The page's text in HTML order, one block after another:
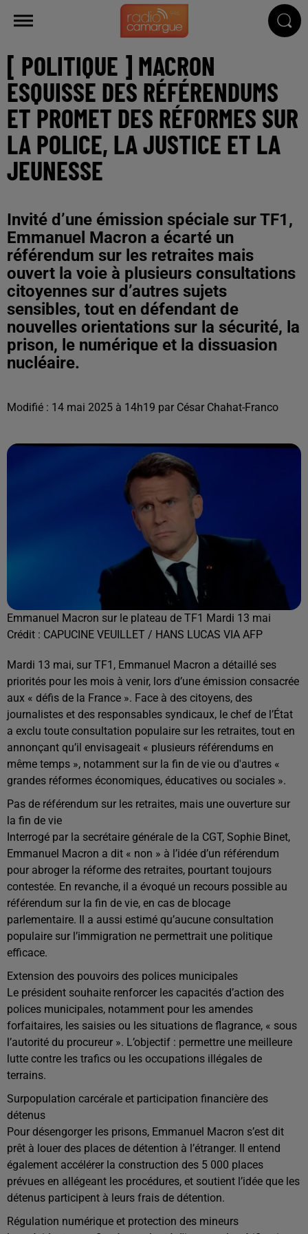
[ POLITIQUE ] MACRON
ESQUISSE DES RÉFÉRENDUMS
ET PROMET DES RÉFORMES SUR
LA POLICE, LA JUSTICE ET LA
JEUNESSE
Invité d’une émission spéciale sur TF1,
Emmanuel Macron a écarté un
référendum sur les retraites mais
ouvert la voie à plusieurs consultations
citoyennes sur d’autres sujets
sensibles, tout en défendant de
nouvelles orientations sur la sécurité, la
prison, le numérique et la dissuasion
nucléaire.
Modifié : 14 mai 2025 à 14h19 par César Chahat-Franco
Emmanuel Macron sur le plateau de TF1 Mardi 13 mai
Crédit : CAPUCINE VEUILLET / HANS LUCAS VIA AFP
Mardi 13 mai, sur TF1, Emmanuel Macron a détaillé ses
priorités pour les mois à venir, lors d’une émission consacrée
aux « défis de la France ». Face à des citoyens, des
journalistes et des responsables syndicaux, le chef de l’État
a exclu toute consultation populaire sur les retraites, tout en
annonçant qu’il envisageait « plusieurs référendums en
même temps », notamment sur la fin de vie ou d'autres «
grandes réformes économiques, éducatives ou sociales ».
Pas de référendum sur les retraites, mais une ouverture sur
la fin de vie
Interrogé par la secrétaire générale de la CGT, Sophie Binet,
Emmanuel Macron a dit « non » à l’idée d’un référendum
pour abroger la réforme des retraites, pourtant toujours
contestée. En revanche, il a évoqué un recours possible au
référendum sur la fin de vie, en cas de blocage
parlementaire. Il a aussi estimé qu’aucune consultation
populaire sur l’immigration ne permettrait une politique
efficace.
Extension des pouvoirs des polices municipales
Le président souhaite renforcer les capacités d’action des
polices municipales, notamment pour les amendes
forfaitaires, les saisies ou les situations de flagrance, « sous
l’autorité du procureur ». L’objectif : permettre une meilleure
lutte contre les trafics ou les occupations illégales de
terrains.
Surpopulation carcérale et participation financière des
détenus
Pour désengorger les prisons, Emmanuel Macron s’est dit
prêt à louer des places de détention à l’étranger. Il entend
également accélérer la construction des 5 000 places
prévues en allégeant les procédures, et soutient l’idée que les
détenus participent à leurs frais de détention.
Régulation numérique et protection des mineurs